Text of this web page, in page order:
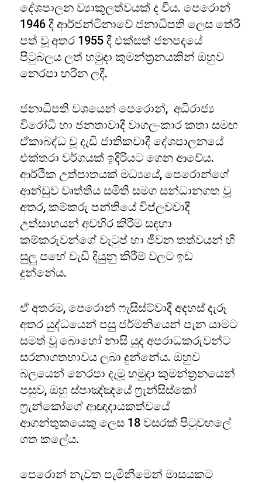
දේශපාලන ව්‍යාකූලත්වයක් ද විය. පෙරොන්
1946 දී ආර්ජන්ටිනාවේ ජනාධිපති ලෙස තේරී
පත් වූ අතර 1955 දී එක්සත් ජනපදයේ
පිටුබලය ලත් හමුදා කුමන්ත්‍රනයකින් ඔහුව
නෙරපා හරින ලදී.
ජනාධිපති වශයෙන් පෙරොන්, අධිරාජ්‍ය
විරෝධී හා ජනතාවාදී වාගලංකාර කතා සමඟ
ඒකාබද්ධ වූ දැඩි ජාතිකවාදී දේශපාලනයේ
එක්තරා වර්ගයක් ඉදිරියට ගෙන ආවේය.
ආර්ථික උත්පාතයක් මධ්‍යයේ, පෙරොන්ගේ
ආන්ඩුව වෘත්තීය සමිති සමග සන්ධානගත වූ
අතර, කම්කරු පන්තියේ විප්ලවවාදී
උත්සාහයන් අවහිර කිරීම සඳහා
කම්කරුවන්ගේ වැටුප් හා ජීවන තත්වයන් හි
සුලු පහේ වැඩි දියුනු කිරීම් වලට ඉඩ
දුන්නේය.
ඒ අතරම, පෙරොන් ෆැසිස්ට්වාදී අදහස් දැරූ
අතර යුද්ධයෙන් පසු ජර්මනියෙන් පැන යාමට
සමත් වූ බොහෝ නාසි යුද අපරාධකරුවන්ට
සරනාගතභාවය ලබා දුන්නේය. ඔහුව
බලයෙන් නෙරපා දැමූ හමුදා කුමන්ත්‍රනයෙන්
පසුව, ඔහු ස්පාඤ්ඤයේ ෆ්‍රැන්සිස්කෝ
ෆ්‍රැන්කෝගේ ආඥාදායකත්වයේ
ආගන්තුකයෙකු ලෙස 18 වසරක් පිටුවහලේ
ගත කලේය.
පෙරොන් නැවත පැමිනීමෙන් මාසයකට